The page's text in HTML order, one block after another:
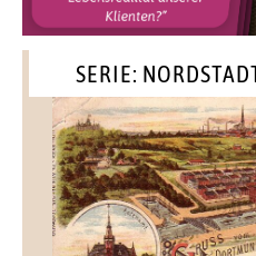
SERIE: